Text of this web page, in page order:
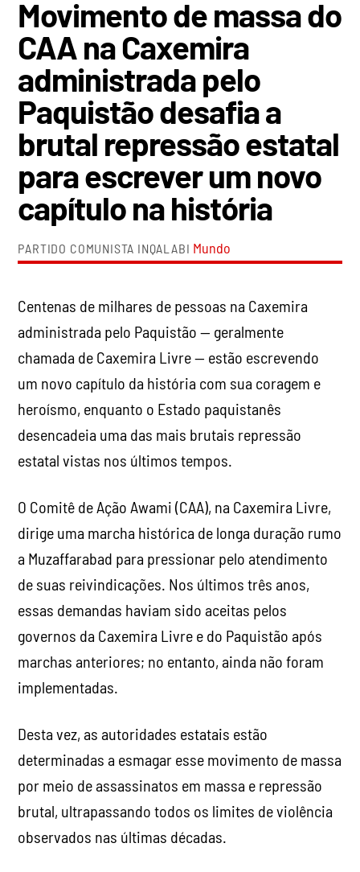
Movimento de massa do
CAA na Caxemira
administrada pelo
Paquistão desafia a
brutal repressão estatal
para escrever um novo
capítulo na história
PARTIDO COMUNISTA INQALABI Mundo
Centenas de milhares de pessoas na Caxemira
administrada pelo Paquistão — geralmente
chamada de Caxemira Livre — estão escrevendo
um novo capítulo da história com sua coragem e
heroísmo, enquanto o Estado paquistanês
desencadeia uma das mais brutais repressão
estatal vistas nos últimos tempos.
O Comitê de Ação Awami (CAA), na Caxemira Livre,
dirige uma marcha histórica de longa duração rumo
a Muzaffarabad para pressionar pelo atendimento
de suas reivindicações. Nos últimos três anos,
essas demandas haviam sido aceitas pelos
governos da Caxemira Livre e do Paquistão após
marchas anteriores; no entanto, ainda não foram
implementadas.
Desta vez, as autoridades estatais estão
determinadas a esmagar esse movimento de massa
por meio de assassinatos em massa e repressão
brutal, ultrapassando todos os limites de violência
observados nas últimas décadas.